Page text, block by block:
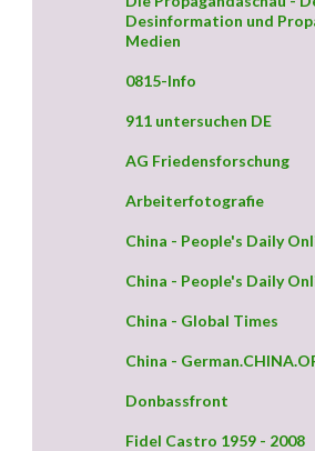
Desinformation und
Medien
0815-Info
911 untersuchen DE
AG Friedensforschung
Arbeiterfotografie
China - People's Daily
China - People's Daily
China - Global Times
China -
Donbassfront
Fidel Castro 1959 - 2008